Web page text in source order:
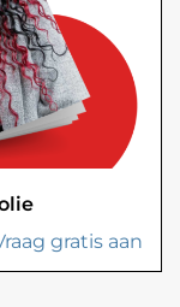
gratis aan